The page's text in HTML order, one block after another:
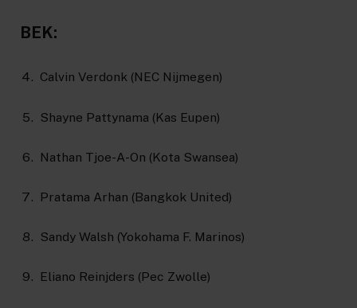
BEK:
Calvin Verdonk (NEC Nijmegen)
Shayne Pattynama (Kas Eupen)
Nathan Tjoe-A-On (Kota Swansea)
Pratama Arhan (Bangkok United)
Sandy Walsh (Yokohama F. Marinos)
Eliano Reinjders (Pec Zwolle)